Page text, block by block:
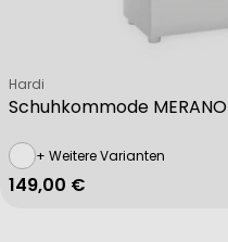
Schuhkommode MERANO
Verkäufer:
Hardi
+ Weitere Varianten
Regulärer Preis
149,00 €